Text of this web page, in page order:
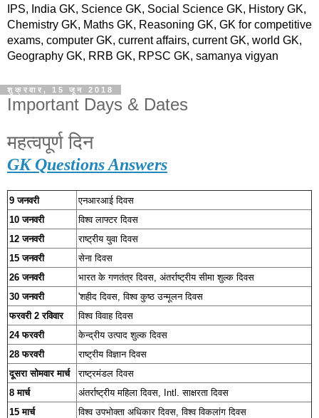
IPS, India GK, Science GK, Social Science GK, History GK,
Chemistry GK, Maths GK, Reasoning GK, GK for competitive
exams, computer GK, current affairs, current GK, world GK,
Geography GK, RRB GK, RPSC GK, samanya vigyan
शुक्रवार, 15 जून 2018
Important Days & Dates
महत्वपूर्ण दिन
GK Questions Answers
9 जनवरी
एनआरआई दिवस
10 जनवरी
विश्व लाफ्टर दिवस
12 जनवरी
राष्ट्रीय युवा दिवस
15 जनवरी
सेना दिवस
26 जनवरी
भारत के गणतंत्र दिवस, अंतर्राष्ट्रीय सीमा शुल्क दिवस
30 जनवरी
'शहीद दिवस, विश्व कुष्ठ उन्मूलन दिवस
फरवरी 2 रविवार
विश्व विवाह दिवस
24 फरवरी
केन्द्रीय उत्पाद शुल्क दिवस
28 फरवरी
राष्ट्रीय विज्ञान दिवस
दूसरा सोमवार मार्च
राष्ट्रमंडल दिवस
8 मार्च
अंतर्राष्ट्रीय महिला दिवस, Intl. साक्षरता दिवस
15 मार्च
विश्व उपभोक्ता अधिकार दिवस, विश्व विकलांग दिवस